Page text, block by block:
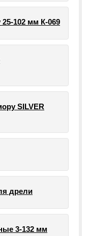
25-102 мм К-069
SILVER
дрели
3-132 мм